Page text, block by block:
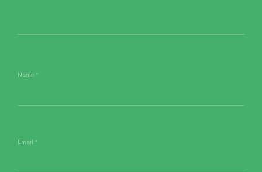
Name *
Email *